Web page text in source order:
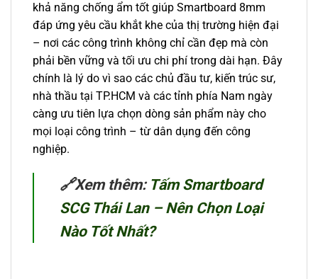
khả năng chống ẩm tốt giúp Smartboard 8mm
đáp ứng yêu cầu khắt khe của thị trường hiện đại
– nơi các công trình không chỉ cần đẹp mà còn
phải bền vững và tối ưu chi phí trong dài hạn. Đây
chính là lý do vì sao các chủ đầu tư, kiến trúc sư,
nhà thầu tại TP.HCM và các tỉnh phía Nam ngày
càng ưu tiên lựa chọn dòng sản phẩm này cho
mọi loại công trình – từ dân dụng đến công
nghiệp.
🔗Xem thêm: Tấm Smartboard
SCG Thái Lan – Nên Chọn Loại
Nào Tốt Nhất?